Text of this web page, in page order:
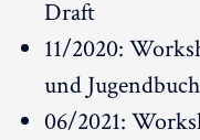
Draft
11/2020:
und
06/2021: